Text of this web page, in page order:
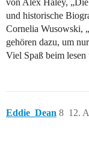
von Alex Haley,
und historische
Cornelia Wusowski,
gehören dazu, um
Viel Spaß beim
Eddie_Dean 12.
8